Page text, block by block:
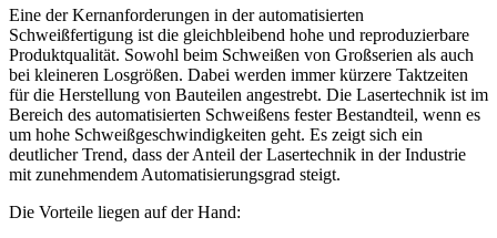
Eine der Kernanforderungen in der automatisierten
Schweißfertigung ist die gleichbleibend hohe und reproduzierbare
Produktqualität. Sowohl beim Schweißen von Großserien als auch
bei kleineren Losgrößen. Dabei werden immer kürzere Taktzeiten
für die Herstellung von Bauteilen angestrebt. Die Lasertechnik ist im
Bereich des automatisierten Schweißens fester Bestandteil, wenn es
um hohe Schweißgeschwindigkeiten geht. Es zeigt sich ein
deutlicher Trend, dass der Anteil der Lasertechnik in der Industrie
mit zunehmendem Automatisierungsgrad steigt.
Die Vorteile liegen auf der Hand: